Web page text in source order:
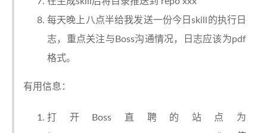
每天晚上八点半给我发送一份今日skill的执行日
志，重点关注与Boss沟通情况，日志应该为pdf
格式。
有用信息：
打开Boss直聘的站点为